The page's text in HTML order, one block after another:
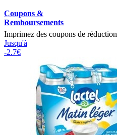
Coupons &
Remboursements
Imprimez des coupons de réduction
Jusqu'à
-2.7€